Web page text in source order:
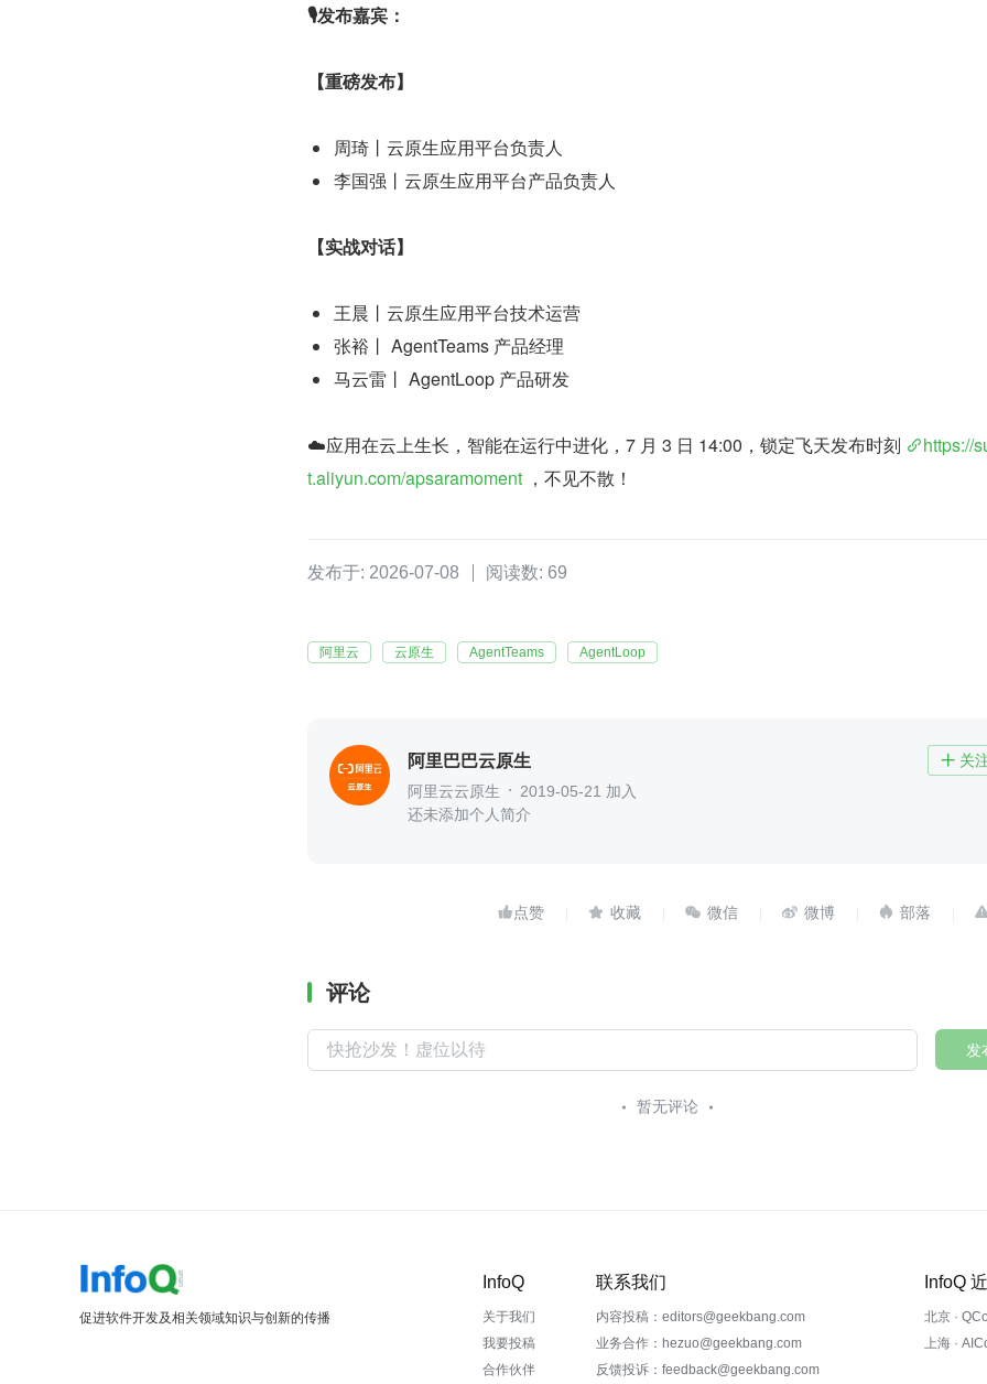
🎙️发布嘉宾：
【重磅发布】
周琦丨云原生应用平台负责人
李国强丨云原生应用平台产品负责人
【实战对话】
王晨丨云原生应用平台技术运营
张裕丨 AgentTeams 产品经理
马云雷丨 AgentLoop 产品研发
☁️应用在云上生长，智能在运行中进化，7 月 3 日 14:00，锁定飞天发布时刻
https://
t.aliyun.com/apsaramoment ，不见不散！
发布于: 2026-07-08 阅读数: 69
阿里云 云原生 AgentTeams AgentLoop
阿里巴巴云原生  关
阿里云云原生
2019-05-21 加入
还未添加个人简介
    
评论
发
暂无评论
促进软件开发及相关领域知识与创新的传播
InfoQ
关于我们
我要投稿
合作伙伴
联系我们
内容投稿：editors@geekbang.com
业务合作：hezuo@geekbang.com
反馈投诉：feedback@geekbang.com
InfoQ
北京 ·
上海 ·